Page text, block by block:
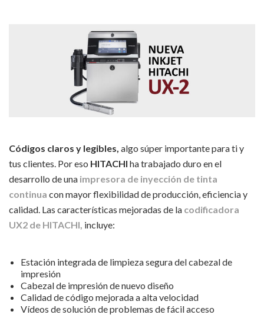
Códigos claros y legibles, algo súper importante para ti y
tus clientes. Por eso HITACHI ha trabajado duro en el
desarrollo de una impresora de inyección de tinta
continua con mayor flexibilidad de producción, eficiencia y
calidad. Las características mejoradas de la codificadora
UX2 de HITACHI, incluye:
Estación integrada de limpieza segura del cabezal de
impresión
Cabezal de impresión de nuevo diseño
Calidad de código mejorada a alta velocidad
Vídeos de solución de problemas de fácil acceso